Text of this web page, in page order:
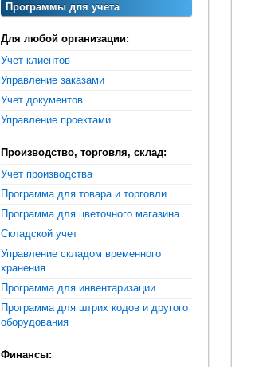
Программы для учета
Для любой организации:
Учет клиентов
Управление заказами
Учет документов
Управление проектами
Производство, торговля, склад:
Учет производства
Программа для товара и торговли
Программа для цветочного магазина
Складской учет
Управление складом временного
хранения
Программа для инвентаризации
Программа для штрих кодов и другого
оборудования
Финансы: